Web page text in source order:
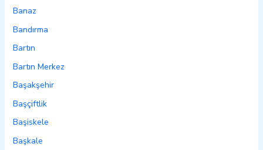
Banaz
Bandırma
Bartın
Bartın Merkez
Başakşehir
Başçiftlik
Başiskele
Başkale